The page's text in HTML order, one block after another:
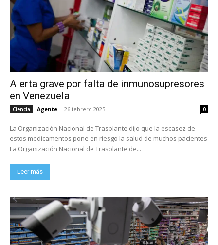
Alerta grave por falta de inmunosupresores
en Venezuela
Ciencia Agente - 26 febrero 2025 0
La Organización Nacional de Trasplante dijo que la escasez de
estos medicamentos pone en riesgo la salud de muchos pacientes
La Organización Nacional de Trasplante de...
Leer más